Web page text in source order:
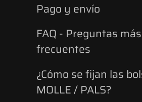
Pago y envío
FAQ - Preguntas más
frecuentes
¿Cómo se fijan las
MOLLE / PALS?